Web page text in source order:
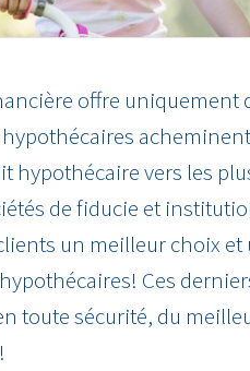
offre uniquement
hypothécaire vers les
de fiducie et
un meilleur choix et
Ces
toute sécurité, du